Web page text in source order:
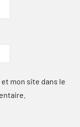
mon site dans le